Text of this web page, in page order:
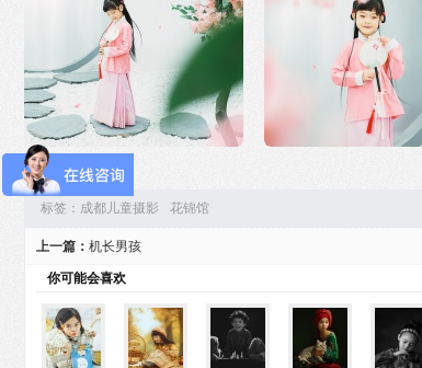
标签： 成都儿童摄影 花锦馆
上一篇： 机长男孩
你可能会喜欢